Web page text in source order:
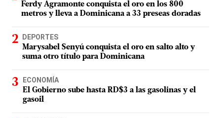
Ferdy Agramonte conquista el oro en los 800
metros y lleva a Dominicana a 33 preseas doradas
DEPORTES
Marysabel Senyú conquista el oro en salto alto y
suma otro título para Dominicana
ECONOMÍA
El Gobierno sube hasta RD$3 a las gasolinas y el
gasoil